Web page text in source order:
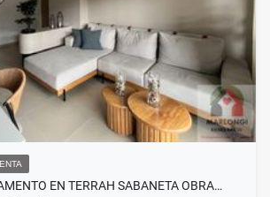
EN TERRAH SABANETA OBRA…